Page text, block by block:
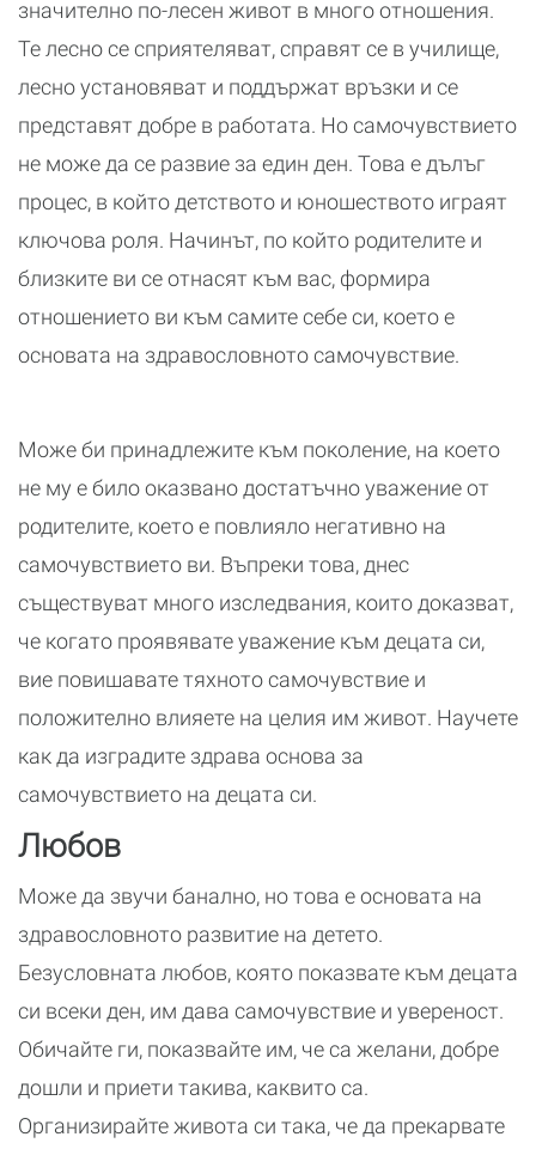
значително по-лесен живот в много отношения.
Те лесно се сприятеляват, справят се в училище,
лесно установяват и поддържат връзки и се
представят добре в работата. Но самочувствието
не може да се развие за един ден. Това е дълъг
процес, в който детството и юношеството играят
ключова роля. Начинът, по който родителите и
близките ви се отнасят към вас, формира
отношението ви към самите себе си, което е
основата на здравословното самочувствие.
Може би принадлежите към поколение, на което
не му е било оказвано достатъчно уважение от
родителите, което е повлияло негативно на
самочувствието ви. Въпреки това, днес
съществуват много изследвания, които доказват,
че когато проявявате уважение към децата си,
вие повишавате тяхното самочувствие и
положително влияете на целия им живот. Научете
как да изградите здрава основа за
самочувствието на децата си.
Любов
Може да звучи банално, но това е основата на
здравословното развитие на детето.
Безусловната любов, която показвате към децата
си всеки ден, им дава самочувствие и увереност.
Обичайте ги, показвайте им, че са желани, добре
дошли и приети такива, каквито са.
Организирайте живота си така, че да прекарвате